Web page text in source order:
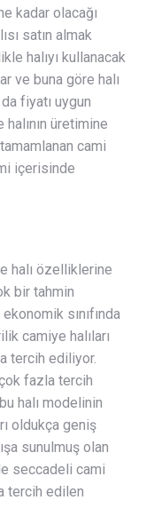
kadar olacağı
satın almak
halıyı kullanacak
ve buna göre halı
fiyatı uygun
üretimine
cami
içerisinde
halı özelliklerine
bir tahmin
sınıfında
camiye halıları
tercih ediliyor.
fazla tercih
halı modelinin
oldukça geniş
sunulmuş olan
seccadeli cami
tercih edilen